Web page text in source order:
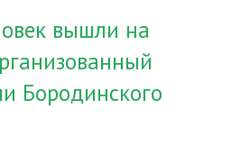
вышли на
Бородинского